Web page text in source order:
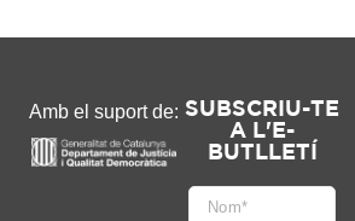
Amb el suport de: SUBSCRIU-TE
A L'E-
BUTLLETÍ